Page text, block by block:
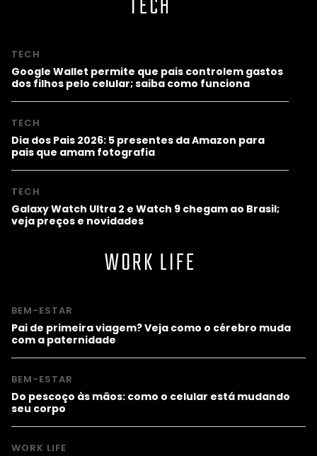
TECH
Google Wallet permite que pais controlem gastos
dos filhos pelo celular; saiba como funciona
TECH
Dia dos Pais 2026: 5 presentes da Amazon para
pais que amam fotografia
TECH
Galaxy Watch Ultra 2 e Watch 9 chegam ao Brasil;
veja preços e novidades
WORK LIFE
BEM-ESTAR
Pai de primeira viagem? Veja como o cérebro muda
com a paternidade
BEM-ESTAR
Do pescoço às mãos: como o celular está mudando
seu corpo
WORK LIFE